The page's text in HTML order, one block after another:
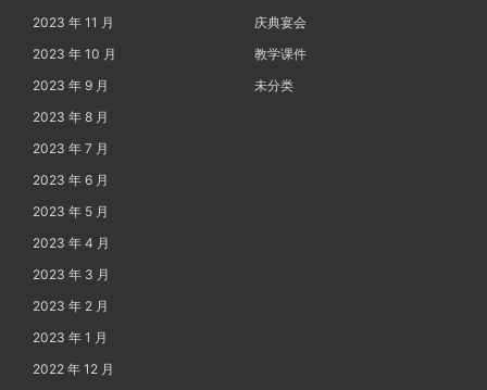
2023 年 11 月
2023 年 10 月
2023 年 9 月
2023 年 8 月
2023 年 7 月
2023 年 6 月
2023 年 5 月
2023 年 4 月
2023 年 3 月
2023 年 2 月
2023 年 1 月
2022 年 12 月
庆典宴会
教学课件
未分类